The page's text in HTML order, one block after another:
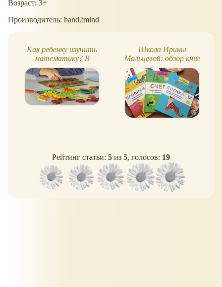
Возраст: 3+
Производитель: hand2mind
Как ребенку изучить
математику? В
экологичной сенсорной
игре!
Школа Ирины
Мальцевой: обзор книг
Счет и Логика (5-6 лет)
Рейтинг статьи: 5 из 5, голосов: 19